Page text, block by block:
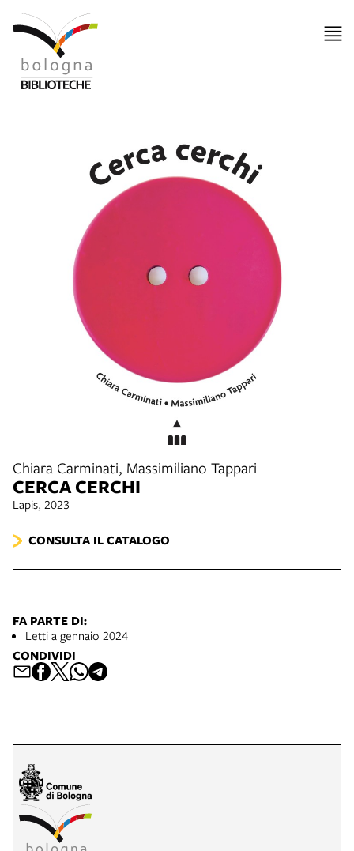
Chiara Carminati, Massimiliano Tappari
CERCA CERCHI
Lapis, 2023
CONSULTA IL CATALOGO
FA PARTE DI:
Letti a gennaio 2024
CONDIVIDI